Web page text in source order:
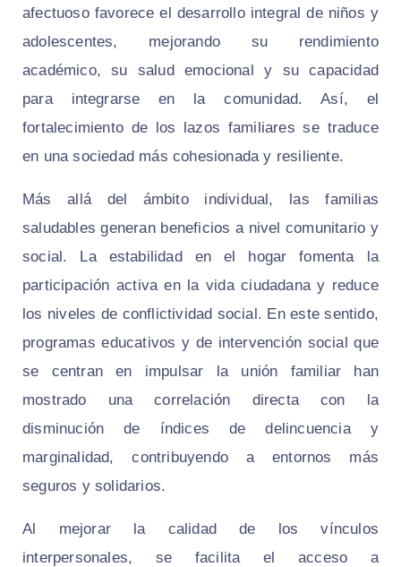
afectuoso favorece el desarrollo integral de niños y
adolescentes, mejorando su rendimiento
académico, su salud emocional y su capacidad
para integrarse en la comunidad. Así, el
fortalecimiento de los lazos familiares se traduce
en una sociedad más cohesionada y resiliente.
Más allá del ámbito individual, las familias
saludables generan beneficios a nivel comunitario y
social. La estabilidad en el hogar fomenta la
participación activa en la vida ciudadana y reduce
los niveles de conflictividad social. En este sentido,
programas educativos y de intervención social que
se centran en impulsar la unión familiar han
mostrado una correlación directa con la
disminución de índices de delincuencia y
marginalidad, contribuyendo a entornos más
seguros y solidarios.
Al mejorar la calidad de los vínculos
interpersonales, se facilita el acceso a